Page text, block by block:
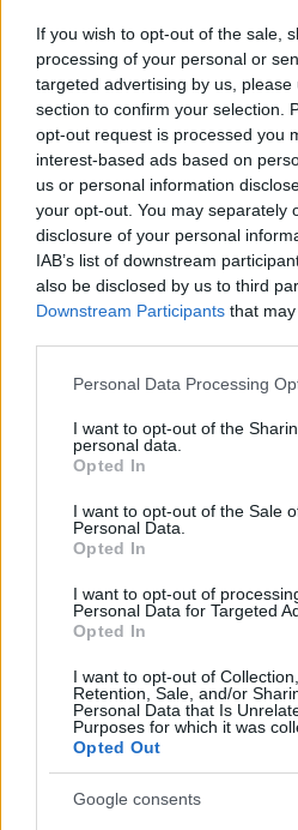
If you wish to opt-out of the sale,
processing of your personal or
targeted advertising by us,
section to confirm your selection.
opt-out request is processed you
interest-based ads based on
us or personal information
your opt-out. You may separately
disclosure of your personal
IAB’s list of downstream
also be disclosed by us to third
Downstream Participants that
Please note that this website/app
not limited to your visit or usage
grant or deny consent to Google
use your data for below specified
consent section.
Personal Data Processing
I want to opt-out of the
personal data.
Opted In
I want to opt-out of the Sale
Personal Data.
Opted In
I want to opt-out of
Personal Data for Targeted
Opted In
I want to opt-out of
Retention, Sale, and/or
Personal Data that Is
Purposes for which it was
Opted Out
Google consents
Maros Éva, a helyi
sajtóreferense
évszázad telt el a Borsod
megalakulása óta. A
irányításával alakult
mozgalmasnak
próbáltak, gyakoroltak, a
azonban csak 1969-ben
Egressy Béni
őket. Az elmúlt öt évtized
elkerülhetetlen
Borsod Néptánc
köztudatba. Számtalan
külföldi vendégszereplés
tagok, a vezetők és a
jelenlegi Egressy Béni
Sport Központ.
mögött, amely mindig is
kultúráját, a
Hozzátette: 1974-ben
vezetésével alakult meg a
citerazenekar. Akkor
hogy együtt zenélnek.
pedig országos hírűvé